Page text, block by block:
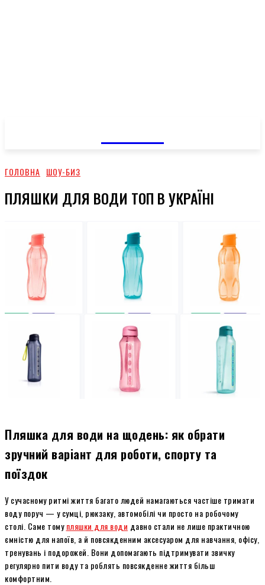
ГОЛОВНА ШОУ-БИЗ
ПЛЯШКИ ДЛЯ ВОДИ ТОП В УКРАЇНІ
Пляшка для води на щодень: як обрати
зручний варіант для роботи, спорту та
поїздок
У сучасному ритмі життя багато людей намагаються частіше тримати
воду поруч — у сумці, рюкзаку, автомобілі чи просто на робочому
столі. Саме томупляшки для води давно стали не лише практичною
ємністю для напоїв, а й повсякденним аксесуаром для навчання, офісу,
тренувань і подорожей. Вони допомагають підтримувати звичку
регулярно пити воду та роблять повсякденне життя більш
комфортним.